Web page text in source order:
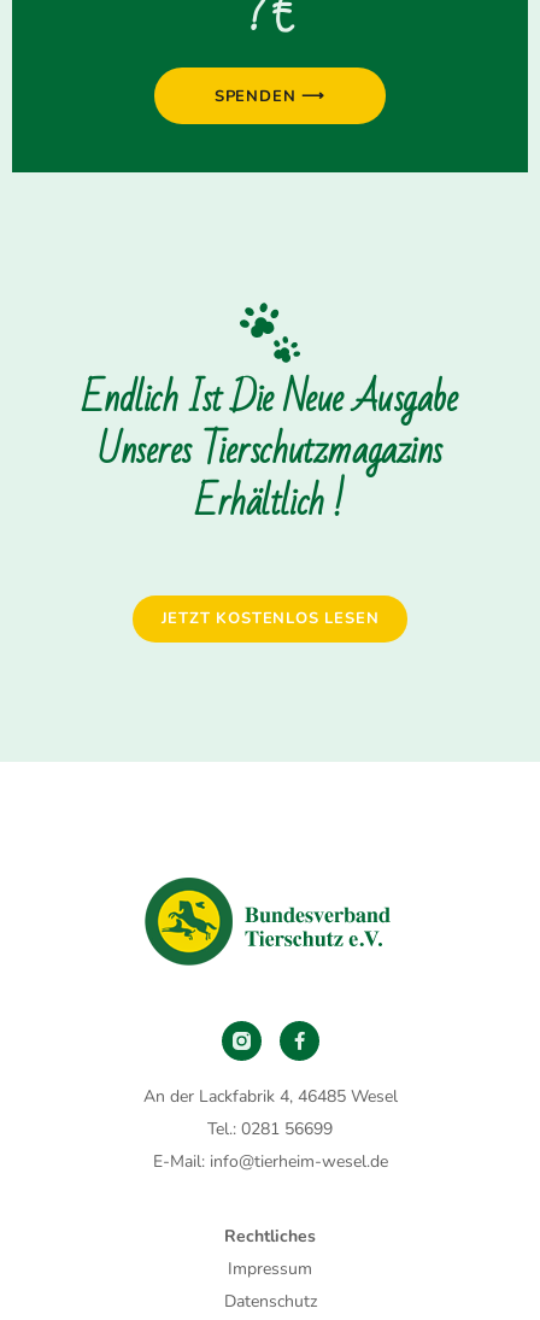
SPENDEN ⟶
Endlich Ist Die Neue Ausgabe
Unseres Tierschutzmagazins
Erhältlich !
JETZT KOSTENLOS LESEN
An der Lackfabrik 4, 46485 Wesel
Tel.: 0281 56699
E-Mail: info@tierheim-wesel.de
Rechtliches
Impressum
Datenschutz